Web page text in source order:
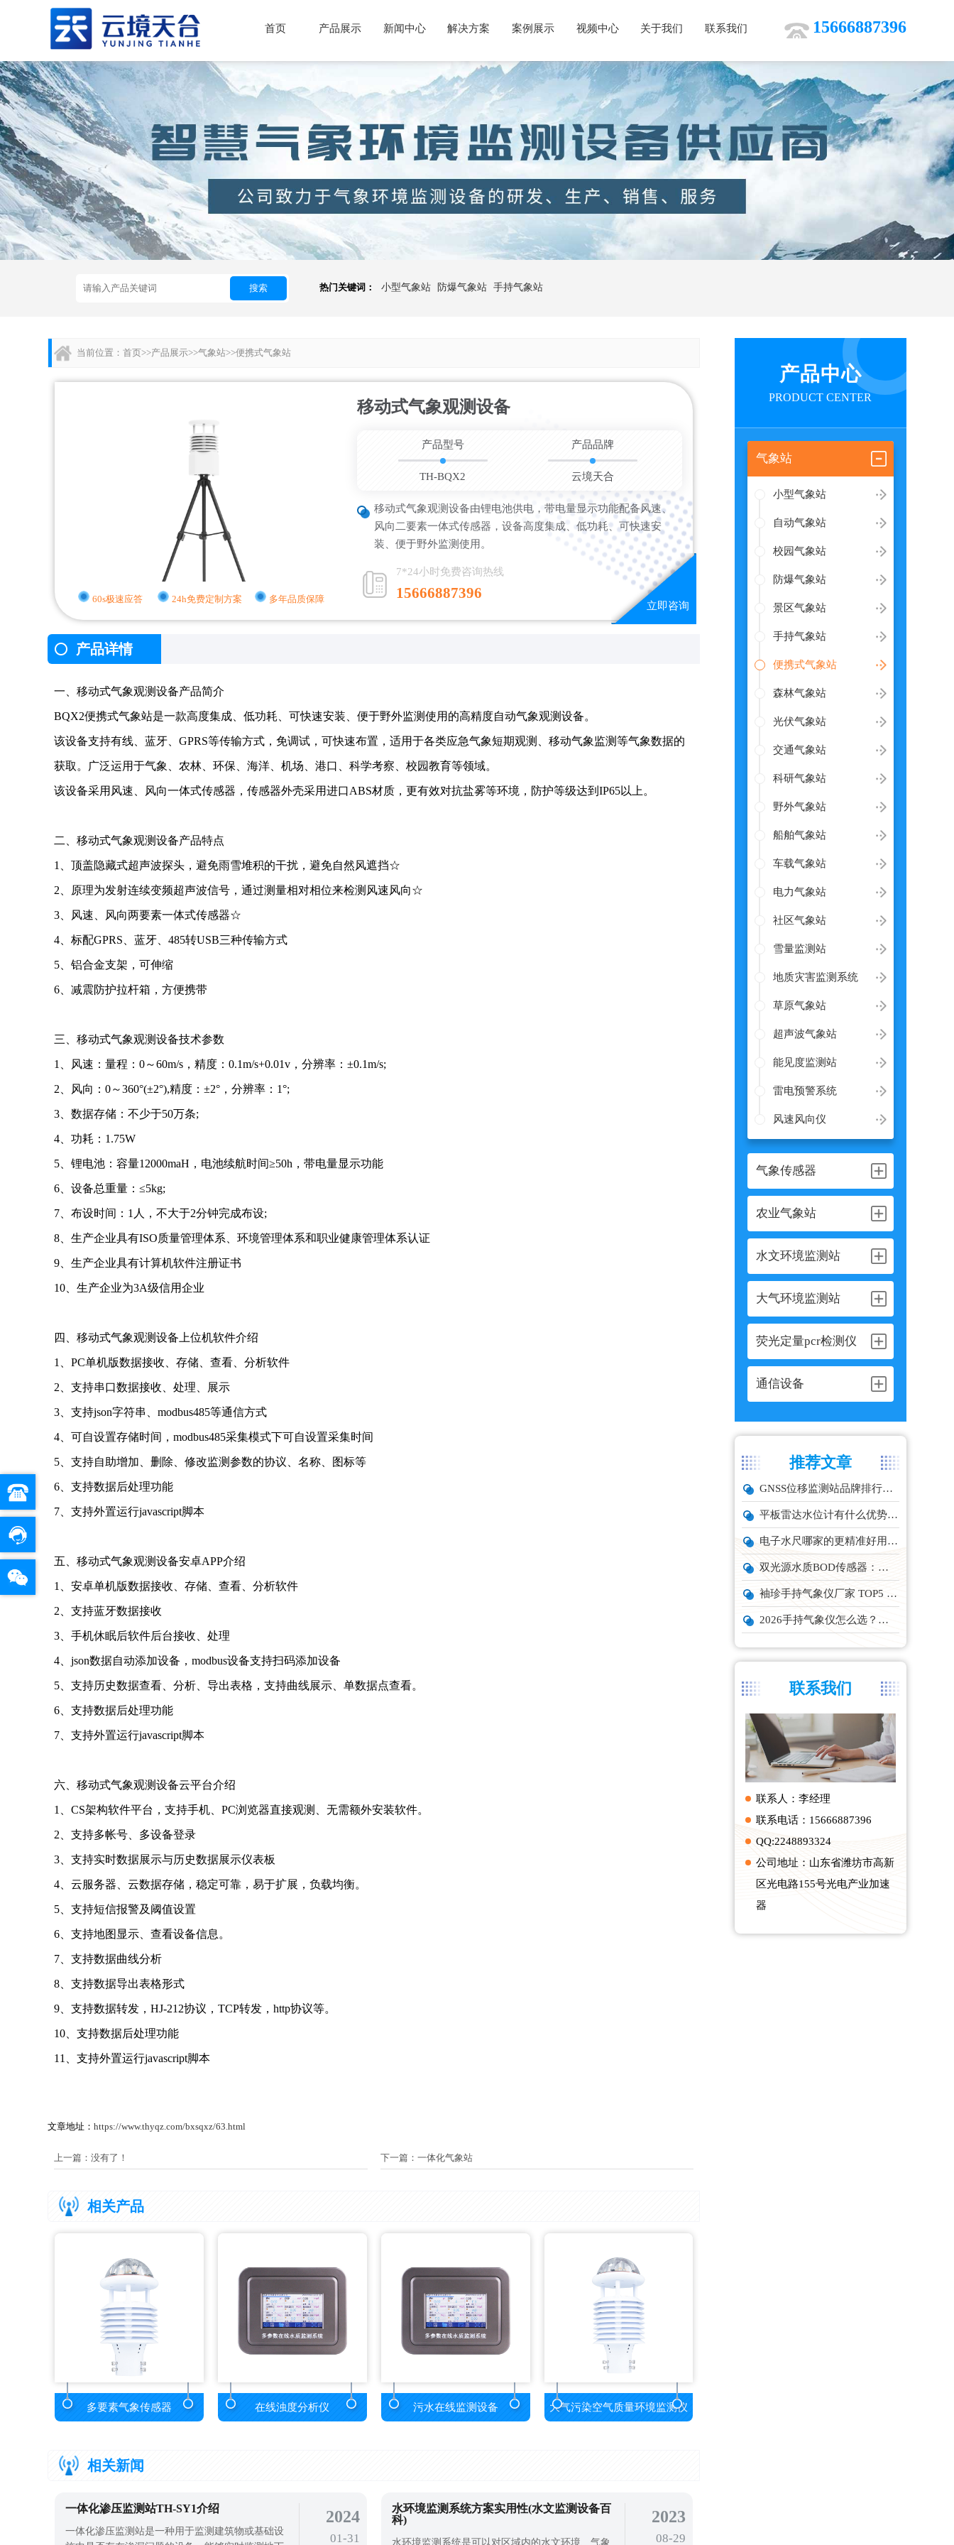
15666887396
首页 产品展示 新闻中心 解决方案 案例展示 视频中心 关于我们 联系我们
搜索 热门关键词： 小型气象站 防爆气象站 手持气象站
产品中心
PRODUCT CENTER
气象站
小型气象站
自动气象站
校园气象站
防爆气象站
景区气象站
手持气象站
便携式气象站
森林气象站
光伏气象站
交通气象站
科研气象站
野外气象站
船舶气象站
车载气象站
电力气象站
社区气象站
雪量监测站
地质灾害监测系统
草原气象站
超声波气象站
能见度监测站
雷电预警系统
风速风向仪
气象传感器
农业气象站
水文环境监测站
大气环境监测站
荧光定量pcr检测仪
通信设备
推荐文章
GNSS位移监测站品牌排行与选型推荐
平板雷达水位计有什么优势？精准耐用品牌top1推荐！
电子水尺哪家的更精准好用？推荐云境天合TH-SC系列经济型设备
双光源水质BOD传感器：在线水体有机物监测设备厂家推荐
袖珍手持气象仪厂家 TOP5 实力榜单
2026手持气象仪怎么选？云境天合、天蔚主流机型深度测评
联系我们
联系人：李经理
联系电话：15666887396
QQ:2248893324
公司地址：山东省潍坊市高新
区光电路155号光电产业加速
器
当前位置：首页>>产品展示>>气象站>>便携式气象站
60s极速应答 24h免费定制方案 多年品质保障
移动式气象观测设备
产品型号
TH-BQX2
产品品牌
云境天合
移动式气象观测设备由锂电池供电，带电量显示功能配备风速、
风向二要素一体式传感器，设备高度集成、低功耗、可快速安
装、便于野外监测使用。
7*24小时免费咨询热线
15666887396
产品详情
一、移动式气象观测设备产品简介
BQX2便携式气象站是一款高度集成、低功耗、可快速安装、便于野外监测使用的高精度自动气象观测设备。
该设备支持有线、蓝牙、GPRS等传输方式，免调试，可快速布置，适用于各类应急气象短期观测、移动气象监测等气象数据的
获取。广泛运用于气象、农林、环保、海洋、机场、港口、科学考察、校园教育等领域。
该设备采用风速、风向一体式传感器，传感器外壳采用进口ABS材质，更有效对抗盐雾等环境，防护等级达到IP65以上。
二、移动式气象观测设备产品特点
1、顶盖隐藏式超声波探头，避免雨雪堆积的干扰，避免自然风遮挡☆
2、原理为发射连续变频超声波信号，通过测量相对相位来检测风速风向☆
3、风速、风向两要素一体式传感器☆
4、标配GPRS、蓝牙、485转USB三种传输方式
5、铝合金支架，可伸缩
6、减震防护拉杆箱，方便携带
三、移动式气象观测设备技术参数
1、风速：量程：0～60m/s，精度：0.1m/s+0.01v，分辨率：±0.1m/s;
2、风向：0～360°(±2°),精度：±2°，分辨率：1°;
3、数据存储：不少于50万条;
4、功耗：1.75W
5、锂电池：容量12000maH，电池续航时间≥50h，带电量显示功能
6、设备总重量：≤5kg;
7、布设时间：1人，不大于2分钟完成布设;
8、生产企业具有ISO质量管理体系、环境管理体系和职业健康管理体系认证
9、生产企业具有计算机软件注册证书
10、生产企业为3A级信用企业
四、移动式气象观测设备上位机软件介绍
1、PC单机版数据接收、存储、查看、分析软件
2、支持串口数据接收、处理、展示
3、支持json字符串、modbus485等通信方式
4、可自设置存储时间，modbus485采集模式下可自设置采集时间
5、支持自助增加、删除、修改监测参数的协议、名称、图标等
6、支持数据后处理功能
7、支持外置运行javascript脚本
五、移动式气象观测设备安卓APP介绍
1、安卓单机版数据接收、存储、查看、分析软件
2、支持蓝牙数据接收
3、手机休眠后软件后台接收、处理
4、json数据自动添加设备，modbus设备支持扫码添加设备
5、支持历史数据查看、分析、导出表格，支持曲线展示、单数据点查看。
6、支持数据后处理功能
7、支持外置运行javascript脚本
六、移动式气象观测设备云平台介绍
1、CS架构软件平台，支持手机、PC浏览器直接观测、无需额外安装软件。
2、支持多帐号、多设备登录
3、支持实时数据展示与历史数据展示仪表板
4、云服务器、云数据存储，稳定可靠，易于扩展，负载均衡。
5、支持短信报警及阈值设置
6、支持地图显示、查看设备信息。
7、支持数据曲线分析
8、支持数据导出表格形式
9、支持数据转发，HJ-212协议，TCP转发，http协议等。
10、支持数据后处理功能
11、支持外置运行javascript脚本
文章地址：https://www.thyqz.com/bxsqxz/63.html
上一篇：没有了！ 下一篇：一体化气象站
相关产品
多要素气象传感器 在线浊度分析仪 污水在线监测设备 大气污染空气质量环境监测仪
相关新闻
一体化渗压监测站TH-SY1介绍
一体化渗压监测站是一种用于监测建筑物或基础设
2024
01-31
水环境监测系统方案实用性(水文监测设备百
科)
水环境监测系统是可以对区域内的水文环境、气象
2023
08-29